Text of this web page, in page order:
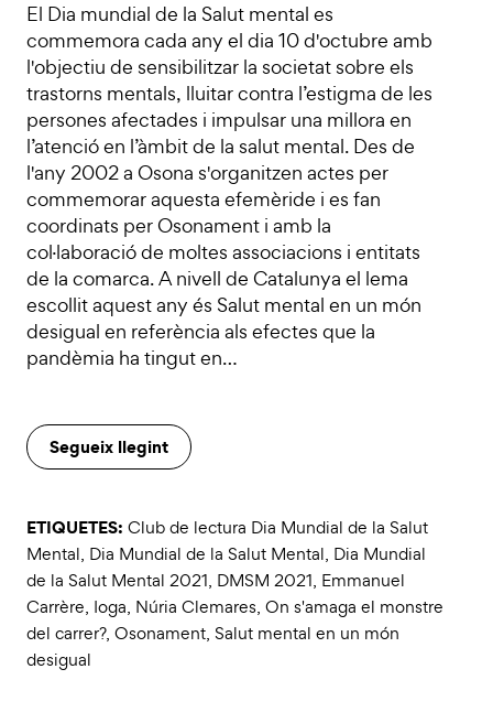
El Dia mundial de la Salut mental es
commemora cada any el dia 10 d'octubre amb
l'objectiu de sensibilitzar la societat sobre els
trastorns mentals, lluitar contra l’estigma de les
persones afectades i impulsar una millora en
l’atenció en l’àmbit de la salut mental. Des de
l'any 2002 a Osona s'organitzen actes per
commemorar aquesta efemèride i es fan
coordinats per Osonament i amb la
col·laboració de moltes associacions i entitats
de la comarca. A nivell de Catalunya el lema
escollit aquest any és Salut mental en un món
desigual en referència als efectes que la
pandèmia ha tingut en…
Segueix llegint
ETIQUETES: Club de lectura Dia Mundial de la Salut
Mental, Dia Mundial de la Salut Mental, Dia Mundial
de la Salut Mental 2021, DMSM 2021, Emmanuel
Carrère, Ioga, Núria Clemares, On s'amaga el monstre
del carrer?, Osonament, Salut mental en un món
desigual